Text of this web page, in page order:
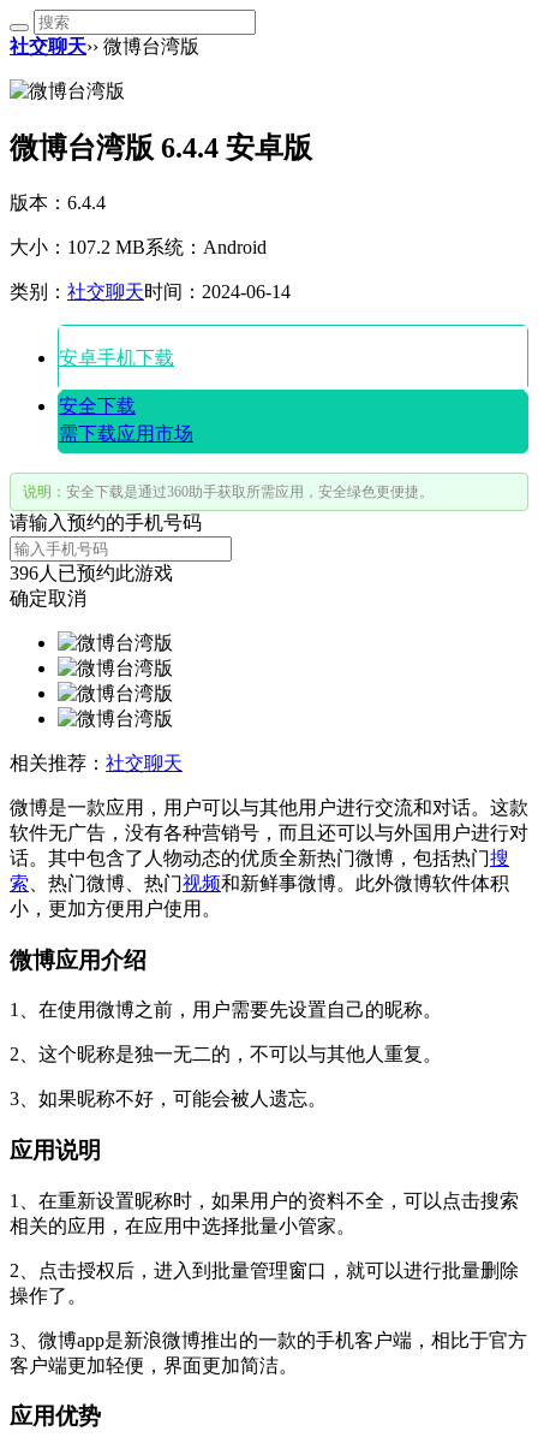
社交聊天›› 微博台湾版
微博台湾版 6.4.4 安卓版
版本：6.4.4
大小：107.2 MB系统：Android
类别： 社交聊天时间：2024-06-14
安卓手机下载
安全下载
需下载应用市场
说明： 安全下载是通过360助手获取所需应用，安全绿色更便捷。
请输入预约的手机号码
396人已预约此游戏
确定取消
相关推荐： 社交聊天
微博是一款应用，用户可以与其他用户进行交流和对话。这款
软件无广告，没有各种营销号，而且还可以与外国用户进行对
话。其中包含了人物动态的优质全新热门微博，包括热门搜
索 、热门微博、热门视频和新鲜事微博。此外微博软件体积
小，更加方便用户使用。
微博应用介绍
1、在使用微博之前，用户需要先设置自己的昵称。
2、这个昵称是独一无二的，不可以与其他人重复。
3、如果昵称不好，可能会被人遗忘。
应用说明
1、在重新设置昵称时，如果用户的资料不全，可以点击搜索
相关的应用，在应用中选择批量小管家。
2、点击授权后，进入到批量管理窗口，就可以进行批量删除
操作了。
3、微博app是新浪微博推出的一款的手机客户端，相比于官方
客户端更加轻便，界面更加简洁。
应用优势